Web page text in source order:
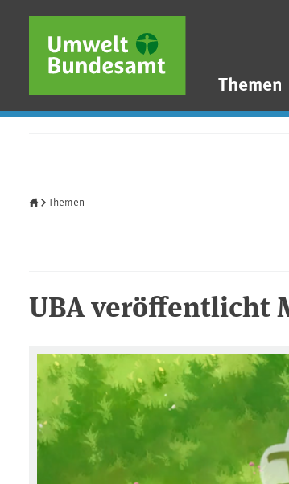
Direkt zum Inhalt
Direkt zum Hauptmenü
Direkt zur Fußzeile
Themen
Themen
UBA veröffentlicht